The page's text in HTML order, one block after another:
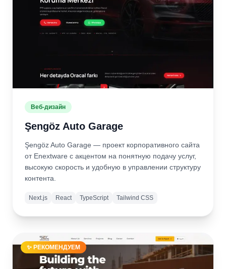
Веб-дизайн
Şengöz Auto Garage
Şengöz Auto Garage — проект корпоративного сайта
от Enextware с акцентом на понятную подачу услуг,
высокую скорость и удобную в управлении структуру
контента.
Next.js React TypeScript Tailwind CSS
✨ РЕКОМЕНДУЕМ
сайт